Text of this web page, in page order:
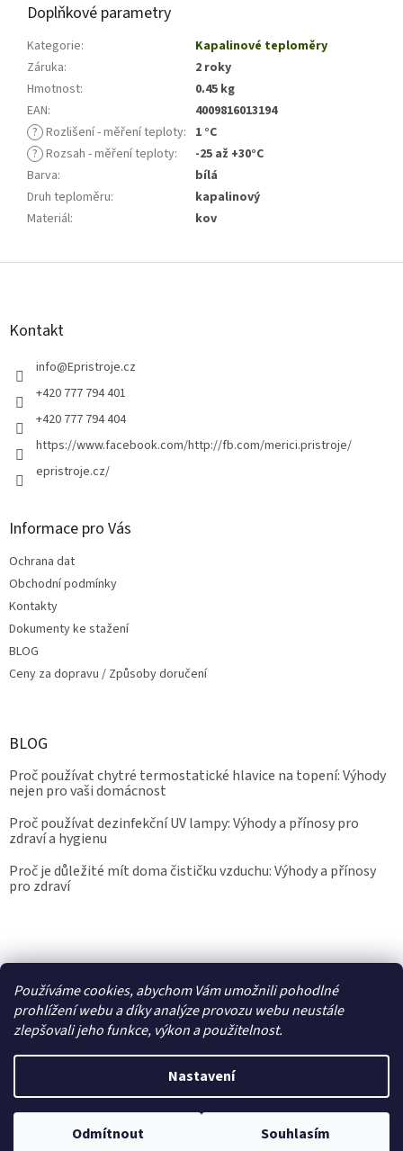
Používáme cookies, abychom Vám umožnili pohodlné
prohlížení webu a díky analýze provozu webu neustále
zlepšovali jeho funkce, výkon a použitelnost.
Nastavení
Odmítnout Souhlasím
Doplňkové parametry
Kategorie:
Kapalinové teploměry
Záruka:
2 roky
Hmotnost:
0.45 kg
EAN:
4009816013194
? Rozlišení - měření teploty: 1 °C
? Rozsah - měření teploty:
-25 až +30°C
Barva:
bílá
Druh teploměru:
kapalinový
Materiál: kov
Z
Kontakt
info@Epristroje.cz
+420 777 794 401
+420 777 794 404
https://www.facebook.com/http://fb.com/merici.pristroje/
epristroje.cz/
Informace pro Vás
Ochrana dat
Obchodní podmínky
Kontakty
Dokumenty ke stažení
BLOG
Ceny za dopravu / Způsoby doručení
BLOG
Proč používat chytré termostatické hlavice na topení: Výhody
nejen pro vaši domácnost
Proč používat dezinfekční UV lampy: Výhody a přínosy pro
zdraví a hygienu
Proč je důležité mít doma čističku vzduchu: Výhody a přínosy
pro zdraví
Vytvořil Shoptet
Copyright 2026Epřístroje.cz. Všechna práva vyhrazena.Upravit